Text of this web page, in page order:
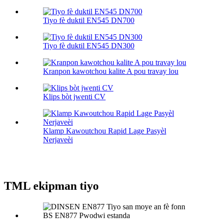
Tiyo fè duktil EN545 DN700
Tiyo fè duktil EN545 DN300
Kranpon kawotchou kalite A pou travay lou
Klips bòt jwenti CV
Klamp Kawoutchou Rapid Lage Pasyèl
Nerjaveèi
TML ekipman tiyo